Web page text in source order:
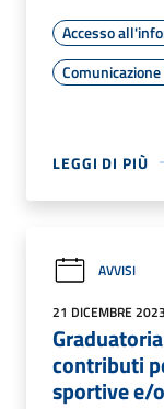
Accesso
LEGGI DI PIÙ
AVVISI
21 DICEMBRE 2023
contributi
sportive e/